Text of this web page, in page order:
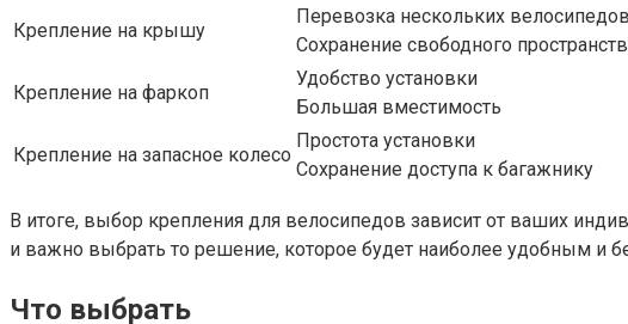
Крепление на крышу
Перевозка нескольких велосипедов
Сохранение свободного
Крепление на фаркоп
Удобство установки
Большая вместимость
Крепление на запасное колесо
Простота установки
Сохранение доступа к багажнику
В итоге, выбор крепления для велосипедов зависит от ваших
и важно выбрать то решение, которое будет наиболее удобным и
Что выбрать